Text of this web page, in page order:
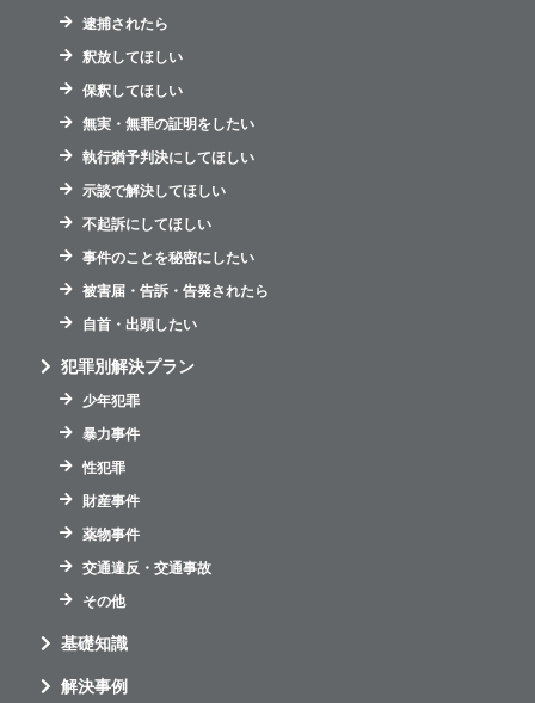
逮捕されたら
釈放してほしい
保釈してほしい
無実・無罪の証明をしたい
執行猶予判決にしてほしい
示談で解決してほしい
不起訴にしてほしい
事件のことを秘密にしたい
被害届・告訴・告発されたら
自首・出頭したい
犯罪別解決プラン
少年犯罪
暴力事件
性犯罪
財産事件
薬物事件
交通違反・交通事故
その他
基礎知識
解決事例